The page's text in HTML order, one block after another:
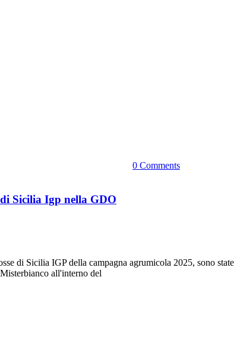
0 Comments
Sicilia Igp nella GDO
di Sicilia IGP della campagna agrumicola 2025, sono state
all'interno del